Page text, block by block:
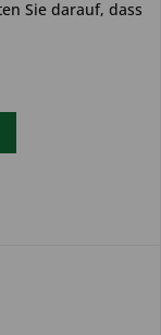
Sie darauf, dass